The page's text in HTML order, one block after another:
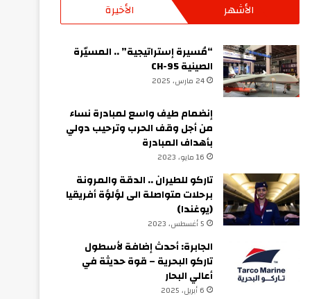
الأشهر الأخيرة
“مُسيرة إستراتيجية” .. المسيّرة
الصينية CH-95
24 مارس، 2025
إنضمام طيف واسع لمبادرة نساء
من أجل وقف الحرب وترحيب دولي
بأهداف المبادرة
16 مايو، 2023
تاركو للطيران .. الدقة والمرونة
برحلات متواصلة الى لؤلؤة أفريقيا
(يوغندا)
5 أغسطس، 2023
الجابرة: أحدث إضافة لأسطول
تاركو البحرية – قوة حديثة في
أعالي البحار
6 أبريل، 2025